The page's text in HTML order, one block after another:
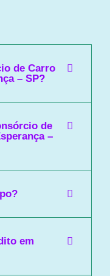
de Carro
– SP?
de
–
em